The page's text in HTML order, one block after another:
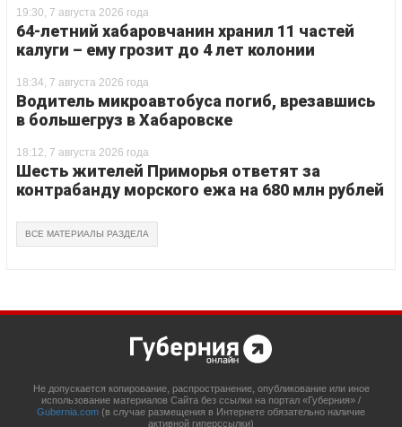
19:30, 7 августа 2026 года
64-летний хабаровчанин хранил 11 частей
калуги – ему грозит до 4 лет колонии
18:34, 7 августа 2026 года
Водитель микроавтобуса погиб, врезавшись
в большегруз в Хабаровске
18:12, 7 августа 2026 года
Шесть жителей Приморья ответят за
контрабанду морского ежа на 680 млн рублей
ВСЕ МАТЕРИАЛЫ РАЗДЕЛА
Не допускается копирование, распространение, опубликование или иное
использование материалов Сайта без ссылки на портал «Губерния» /
Gubernia.com (в случае размещения в Интернете обязательно наличие
активной гиперссылки)